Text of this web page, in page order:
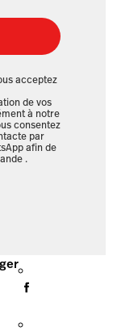
acceptez
de vos
à notre
consentez
par
afin de
.